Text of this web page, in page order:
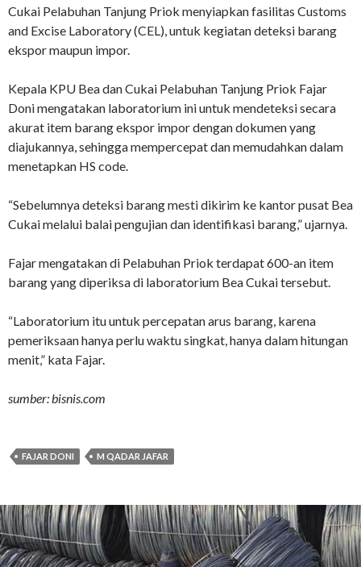
Cukai Pelabuhan Tanjung Priok menyiapkan fasilitas Customs
and Excise Laboratory (CEL), untuk kegiatan deteksi barang
ekspor maupun impor.
Kepala KPU Bea dan Cukai Pelabuhan Tanjung Priok Fajar
Doni mengatakan laboratorium ini untuk mendeteksi secara
akurat item barang ekspor impor dengan dokumen yang
diajukannya, sehingga mempercepat dan memudahkan dalam
menetapkan HS code.
“Sebelumnya deteksi barang mesti dikirim ke kantor pusat Bea
Cukai melalui balai pengujian dan identifikasi barang,” ujarnya.
Fajar mengatakan di Pelabuhan Priok terdapat 600-an item
barang yang diperiksa di laboratorium Bea Cukai tersebut.
“Laboratorium itu untuk percepatan arus barang, karena
pemeriksaan hanya perlu waktu singkat, hanya dalam hitungan
menit,” kata Fajar.
sumber: bisnis.com
FAJAR DONI M QADAR JAFAR